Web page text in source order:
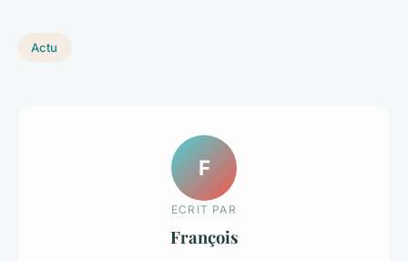
Actu
F
ECRIT PAR
François